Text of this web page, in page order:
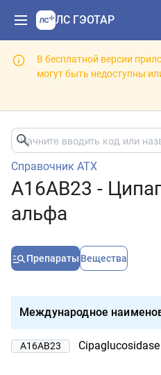
ЛС ГЭОТАР
В бесплатной версии
могут быть недоступны
Справочник АТХ
A16AB23 -
альфа
Препараты Вещества
Международное
A16AB23